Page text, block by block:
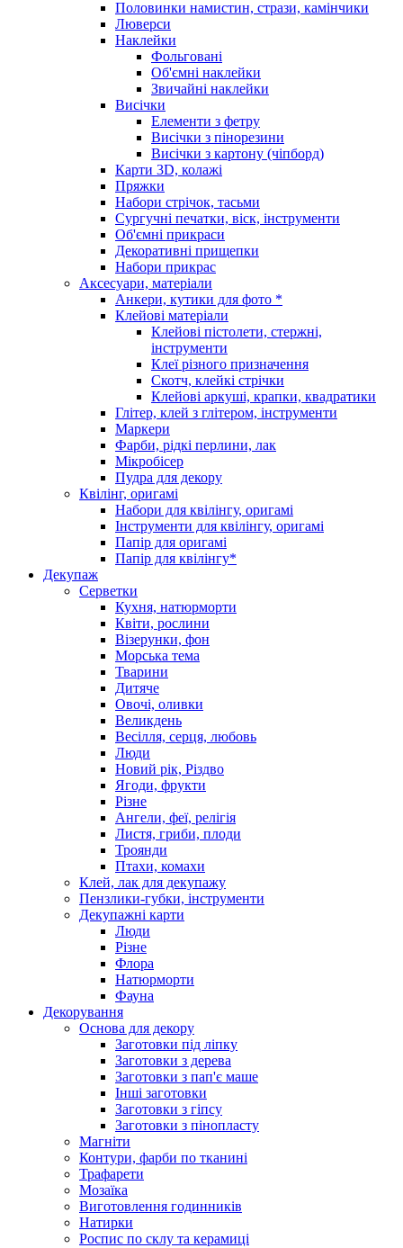
Половинки намистин, стрази, камінчики
Люверси
Наклейки
Фольговані
Об'ємні наклейки
Звичайні наклейки
Висічки
Елементи з фетру
Висічки з пінорезини
Висічки з картону (чіпборд)
Карти 3D, колажі
Пряжки
Набори стрічок, тасьми
Сургучні печатки, віск, інструменти
Об'ємні прикраси
Декоративні прищепки
Набори прикрас
Аксесуари, матеріали
Анкери, кутики для фото *
Клейові матеріали
Клейові пістолети, стержні,
інструменти
Клеї різного призначення
Скотч, клейкі стрічки
Клейові аркуші, крапки, квадратики
Глітер, клей з глітером, інструменти
Маркери
Фарби, рідкі перлини, лак
Мікробісер
Пудра для декору
Квілінг, оригамі
Набори для квілінгу, оригамі
Інструменти для квілінгу, оригамі
Папір для оригамі
Папір для квілінгу*
Декупаж
Серветки
Кухня, натюрморти
Квіти, рослини
Візерунки, фон
Морська тема
Тварини
Дитяче
Овочі, оливки
Великдень
Весілля, серця, любовь
Люди
Новий рік, Різдво
Ягоди, фрукти
Різне
Ангели, феї, релігія
Листя, гриби, плоди
Троянди
Птахи, комахи
Клей, лак для декупажу
Пензлики-губки, інструменти
Декупажні карти
Люди
Різне
Флора
Натюрморти
Фауна
Декорування
Основа для декору
Заготовки під ліпку
Заготовки з дерева
Заготовки з пап'є маше
Інші заготовки
Заготовки з гіпсу
Заготовки з пінопласту
Магніти
Контури, фарби по тканині
Трафарети
Мозаїка
Виготовлення годинників
Натирки
Роспис по склу та керамиці